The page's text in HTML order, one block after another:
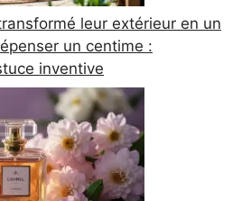
leur extérieur en un
un centime :
inventive